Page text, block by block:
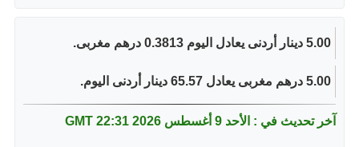
5.00 دينار أردنى يعادل اليوم 0.3813 درهم مغربى.
5.00 درهم مغربى يعادل 65.57 دينار أردنى اليوم.
آخر تحديث في : الأحد 9 أغسطس 2026 22:31 GMT